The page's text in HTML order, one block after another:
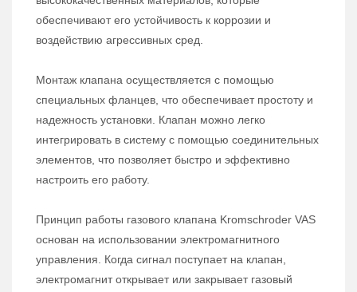
обеспечивают его устойчивость к коррозии и
воздействию агрессивных сред.
Монтаж клапана осуществляется с помощью
специальных фланцев, что обеспечивает простоту и
надежность установки. Клапан можно легко
интегрировать в систему с помощью соединительных
элементов, что позволяет быстро и эффективно
настроить его работу.
Принцип работы газового клапана Kromschroder VAS
основан на использовании электромагнитного
управления. Когда сигнал поступает на клапан,
электромагнит открывает или закрывает газовый